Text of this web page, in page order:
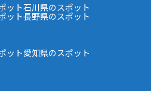
ット石川県のスポット
ット長野県のスポット
ット愛知県のスポット